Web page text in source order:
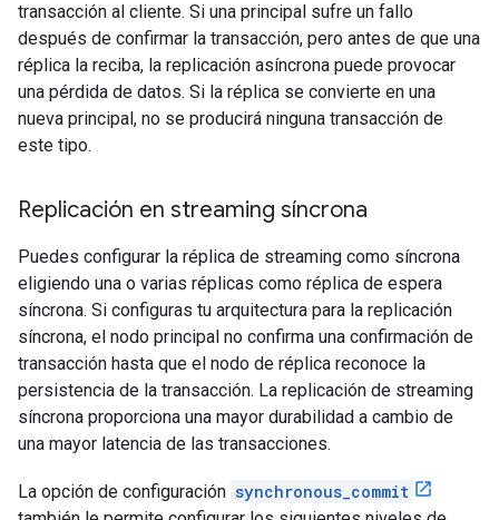
transacción al cliente. Si una principal sufre un fallo
después de confirmar la transacción, pero antes de que una
réplica la reciba, la replicación asíncrona puede provocar
una pérdida de datos. Si la réplica se convierte en una
nueva principal, no se producirá ninguna transacción de
este tipo.
Replicación en streaming síncrona
Puedes configurar la réplica de streaming como síncrona
eligiendo una o varias réplicas como réplica de espera
síncrona. Si configuras tu arquitectura para la replicación
síncrona, el nodo principal no confirma una confirmación de
transacción hasta que el nodo de réplica reconoce la
persistencia de la transacción. La replicación de streaming
síncrona proporciona una mayor durabilidad a cambio de
una mayor latencia de las transacciones.
La opción de configuración synchronous_commit